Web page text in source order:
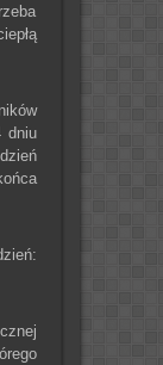
dniu